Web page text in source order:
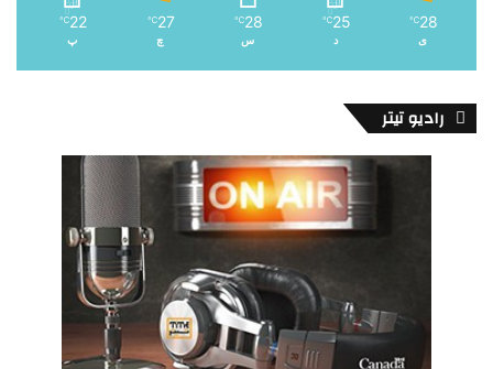
28
℃
ی
25
℃
د
28
℃
س
27
℃
چ
22
℃
پ
رادیو تیتر